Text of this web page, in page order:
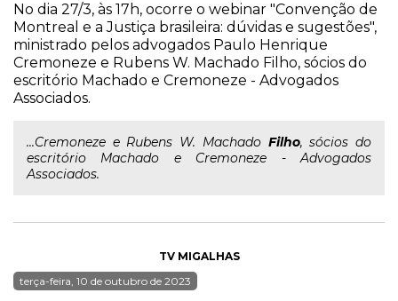
No dia 27/3, às 17h, ocorre o webinar "Convenção de
Montreal e a Justiça brasileira: dúvidas e sugestões",
ministrado pelos advogados Paulo Henrique
Cremoneze e Rubens W. Machado Filho, sócios do
escritório Machado e Cremoneze - Advogados
Associados.
...Cremoneze e Rubens W. Machado Filho, sócios do
escritório Machado e Cremoneze - Advogados
Associados.
TV MIGALHAS
terça-feira, 10 de outubro de 2023